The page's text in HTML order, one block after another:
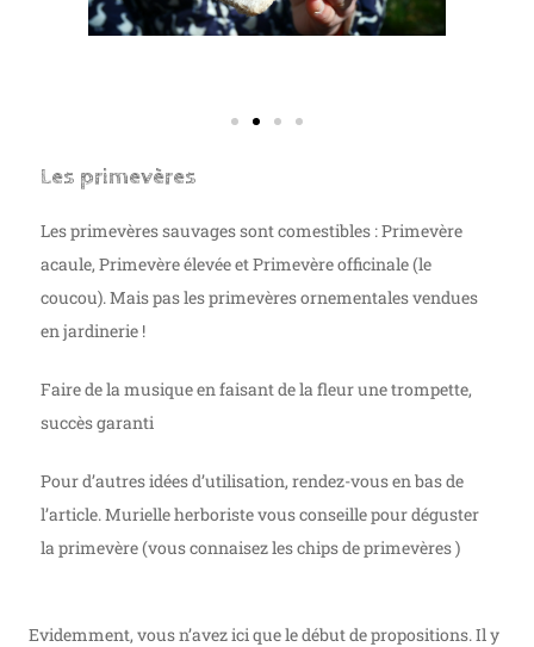
Les primevères
Les primevères sauvages sont comestibles : Primevère
acaule, Primevère élevée et Primevère officinale (le
coucou). Mais pas les primevères ornementales vendues
en jardinerie !
Faire de la musique en faisant de la fleur une trompette,
succès garanti
Pour d’autres idées d’utilisation, rendez-vous en bas de
l’article. Murielle herboriste vous conseille pour déguster
la primevère (vous connaisez les chips de primevères )
Evidemment, vous n’avez ici que le début de propositions. Il y